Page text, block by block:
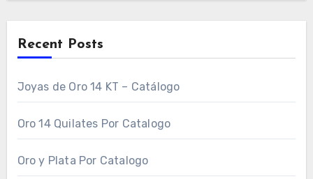
Recent Posts
Joyas de Oro 14 KT – Catálogo
Oro 14 Quilates Por Catalogo
Oro y Plata Por Catalogo